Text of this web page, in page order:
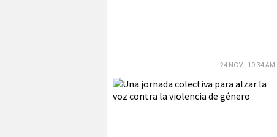
24 NOV - 10:34 AM